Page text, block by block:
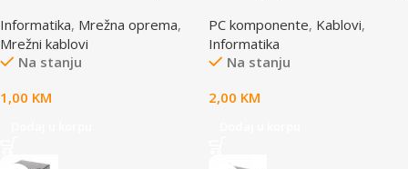
Informatika, Mrežna oprema,
Mrežni kablovi
Na stanju
1,00 KM
4pin 1x female to 2x male
PC komponente, Kablovi,
Informatika
Na stanju
2,00 KM